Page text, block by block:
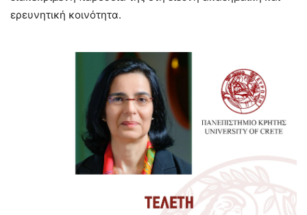
ερευνητική κοινότητα.